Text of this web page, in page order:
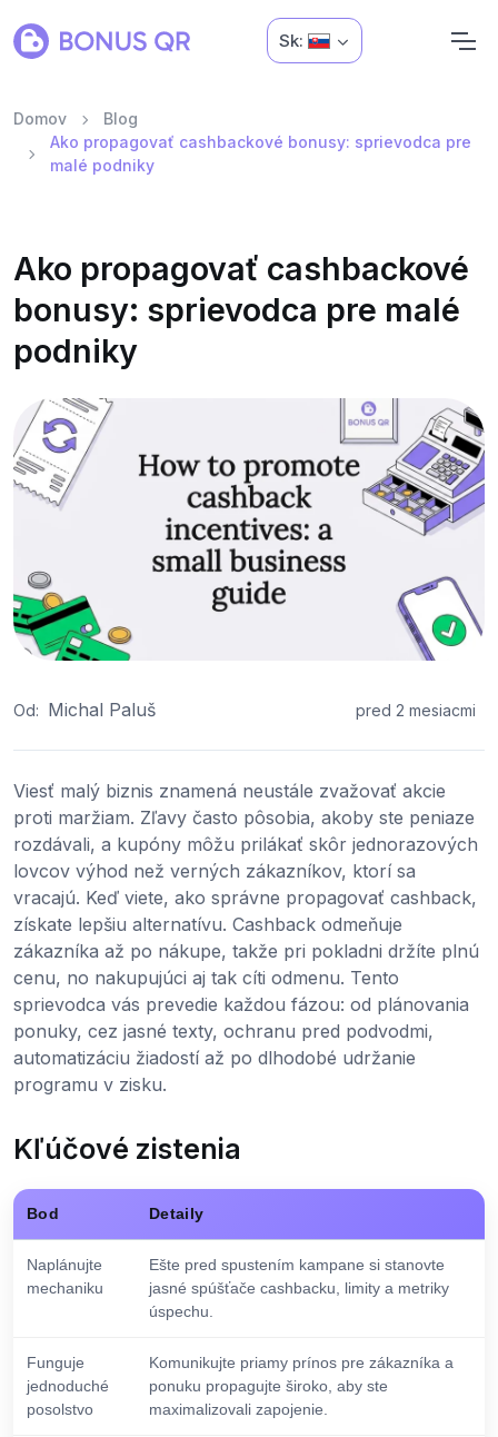
Sk:
Domov
Blog
Ako propagovať cashbackové bonusy: sprievodca pre
malé podniky
Ako propagovať cashbackové
bonusy: sprievodca pre malé
podniky
Od: Michal Paluš pred 2 mesiacmi
Viesť malý biznis znamená neustále zvažovať akcie
proti maržiam. Zľavy často pôsobia, akoby ste peniaze
rozdávali, a kupóny môžu prilákať skôr jednorazových
lovcov výhod než verných zákazníkov, ktorí sa
vracajú. Keď viete, ako správne propagovať cashback,
získate lepšiu alternatívu. Cashback odmeňuje
zákazníka až po nákupe, takže pri pokladni držíte plnú
cenu, no nakupujúci aj tak cíti odmenu. Tento
sprievodca vás prevedie každou fázou: od plánovania
ponuky, cez jasné texty, ochranu pred podvodmi,
automatizáciu žiadostí až po dlhodobé udržanie
programu v zisku.
Kľúčové zistenia
Bod Detaily
Naplánujte
mechaniku
Ešte pred spustením kampane si stanovte
jasné spúšťače cashbacku, limity a metriky
úspechu.
Funguje
jednoduché
posolstvo
Komunikujte priamy prínos pre zákazníka a
ponuku propagujte široko, aby ste
maximalizovali zapojenie.